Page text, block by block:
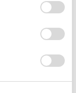
されることに同
オプトアウト、
ては、当社の
て
」をご覧くだ